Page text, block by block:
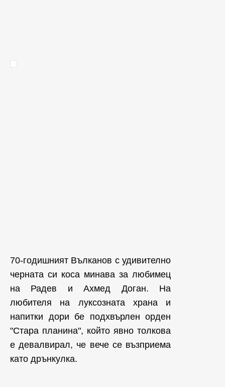
70-годишният Вълканов с удивително
черната си коса минава за любимец
на Радев и Ахмед Доган. На
любителя на луксозната храна и
напитки дори бе подхвърлен орден
"Стара планина", който явно толкова
е девалвирал, че вече се възприема
като дрънкулка.